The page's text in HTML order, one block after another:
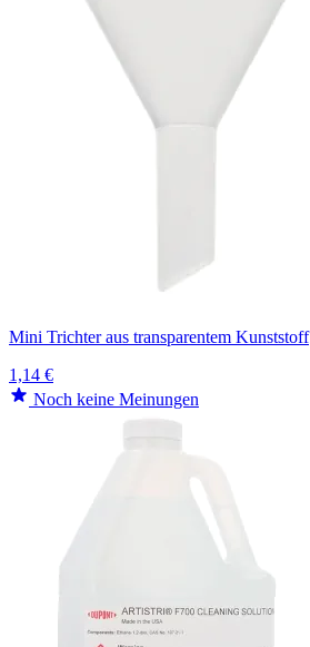
Mini Trichter aus transparentem Kunststoff
1,14 €
Noch keine Meinungen